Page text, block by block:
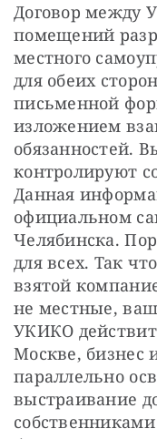
Договор между
помещений
местного
для обеих
письменной
изложением
обязанностей.
контролируют
Данная
официальном
Челябинска.
для всех. Так
взятой
не местные,
УКИКО
Москве, бизнес
параллельно
выстраивание